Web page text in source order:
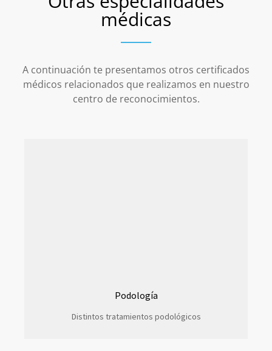
médicas
A continuación te presentamos otros certificados
médicos relacionados que realizamos en nuestro
centro de reconocimientos.
Podología
Distintos tratamientos podológicos